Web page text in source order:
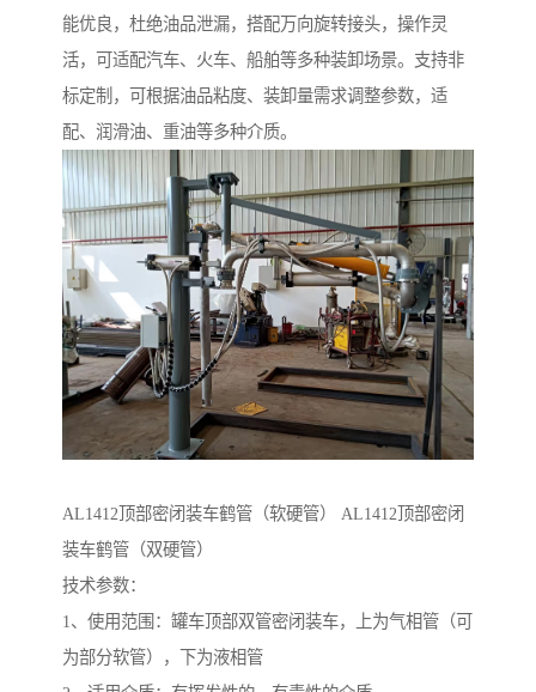
能优良，杜绝油品泄漏，搭配万向旋转接头，操作灵
活，可适配汽车、火车、船舶等多种装卸场景。支持非
标定制，可根据油品粘度、装卸量需求调整参数，适
配、润滑油、重油等多种介质。
AL1412顶部密闭装车鹤管（软硬管） AL1412顶部密闭
装车鹤管（双硬管）
技术参数：
1、使用范围：罐车顶部双管密闭装车，上为气相管（可
为部分软管），下为液相管